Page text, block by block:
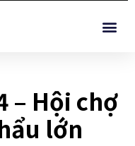
– Hội chợ
lớn